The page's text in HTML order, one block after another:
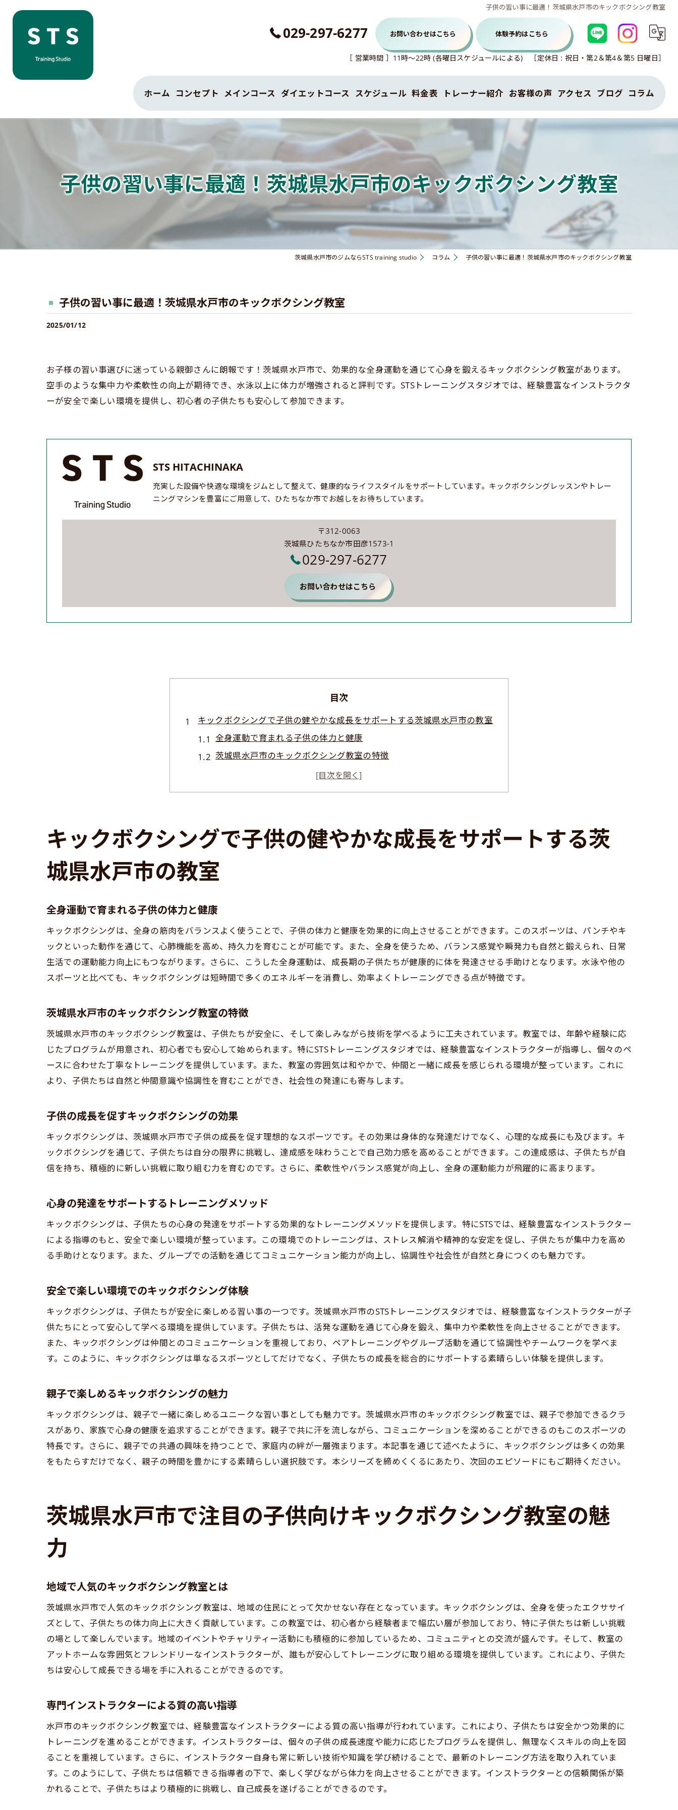
子供の習い事に最適！茨城県水戸市のキックボクシング教室
029-297-6277 お問い合わせはこちら 体験予約はこちら
［ 営業時間 ］11時～22時 (各曜日スケジュールによる) ［定休日 : 祝日・第2＆第4＆第5 日曜日］
ホーム コンセプト メインコース
キックボクシングコース
ダイエットコース スケジュール 料金表 トレーナー紹介 お客様の声 アクセス ブログ コラム
子供の習い事に最適！茨城県水戸市のキックボクシング教室
茨城県水戸市のジムならSTS training studio コラム 子供の習い事に最適！茨城県水戸市のキックボクシング教室
子供の習い事に最適！茨城県水戸市のキックボクシング教室
2025/01/12
お子様の習い事選びに迷っている親御さんに朗報です！茨城県水戸市で、効果的な全身運動を通じて心身を鍛えるキックボクシング教室があります。
空手のような集中力や柔軟性の向上が期待でき、水泳以上に体力が増強されると評判です。STSトレーニングスタジオでは、経験豊富なインストラクタ
ーが安全で楽しい環境を提供し、初心者の子供たちも安心して参加できます。
STS HITACHINAKA
充実した設備や快適な環境をジムとして整えて、健康的なライフスタイルをサポートしています。キックボクシングレッスンやトレー
ニングマシンを豊富にご用意して、ひたちなか市でお越しをお待ちしています。
〒312-0063
茨城県ひたちなか市田彦1573-1
029-297-6277
お問い合わせはこちら
目次
キックボクシングで子供の健やかな成長をサポートする茨城県水戸市の教室
全身運動で育まれる子供の体力と健康
茨城県水戸市のキックボクシング教室の特徴
子供の成長を促すキックボクシングの効果
心身の発達をサポートするトレーニングメソッド
親子で楽しめるキックボクシングの魅力
茨城県水戸市で注目の子供向けキックボクシング教室の魅力
地域で人気のキックボクシング教室とは
専門インストラクターによる質の高い指導
柔軟性と集中力を高めるプログラム
他のスポーツと比較した際のメリット
子供たちのやる気を引き出す指導法
空手の効果を超えるキックボクシングが茨城県水戸市で人気の理由
空手との違いと共通点を探る
心肺機能を高めるキックボクシングの魅力
柔軟性を向上させる効果的なトレーニング
初心者から上級者まで楽しめる教室
親子で参加できる新しい習い事
初めてでも安心して始められる理由
レベルに合わせたプログラムの提供
安全性を重視した環境でのトレーニング
楽しく続けられるキックボクシングの魅力
日常生活で活かせる体力と健康
茨城県水戸市での人気プログラム
親子で楽しむ全身運動としての魅力
茨城県水戸市のキックボクシングで得られる水泳以上の運動効果
水泳と比較した際のキックボクシングの利点
筋力と柔軟性を同時に高めるトレーニング
茨城県水戸市での具体的な体験談
子供たちの成長を促進するカリキュラム
水泳に代わる新しい選択肢として
STSトレーニングスタジオが提供する茨城県水戸市のキックボクシング環境
初心者でも安心なサポート体制
キックボクシングで子供の集中力と柔軟性を引き出す茨城県水戸市の教室
集中力を高めるトレーニング方法
柔軟性を向上させるエクササイズ
子供たちの成長をサポートするプログラム
親子で楽しむ新しい習い事
茨城県水戸市での具体的な実践例
キックボクシングで子供の健やかな成長をサポートする茨
城県水戸市の教室
全身運動で育まれる子供の体力と健康
キックボクシングは、全身の筋肉をバランスよく使うことで、子供の体力と健康を効果的に向上させることができます。このスポーツは、パンチやキ
ックといった動作を通じて、心肺機能を高め、持久力を育むことが可能です。また、全身を使うため、バランス感覚や瞬発力も自然と鍛えられ、日常
生活での運動能力向上にもつながります。さらに、こうした全身運動は、成長期の子供たちが健康的に体を発達させる手助けとなります。水泳や他の
スポーツと比べても、キックボクシングは短時間で多くのエネルギーを消費し、効率よくトレーニングできる点が特徴です。
茨城県水戸市のキックボクシング教室の特徴
茨城県水戸市のキックボクシング教室は、子供たちが安全に、そして楽しみながら技術を学べるように工夫されています。教室では、年齢や経験に応
じたプログラムが用意され、初心者でも安心して始められます。特にSTSトレーニングスタジオでは、経験豊富なインストラクターが指導し、個々のペ
ースに合わせた丁寧なトレーニングを提供しています。また、教室の雰囲気は和やかで、仲間と一緒に成長を感じられる環境が整っています。これに
より、子供たちは自然と仲間意識や協調性を育むことができ、社会性の発達にも寄与します。
子供の成長を促すキックボクシングの効果
キックボクシングは、茨城県水戸市で子供の成長を促す理想的なスポーツです。その効果は身体的な発達だけでなく、心理的な成長にも及びます。キ
ックボクシングを通じて、子供たちは自分の限界に挑戦し、達成感を味わうことで自己効力感を高めることができます。この達成感は、子供たちが自
信を持ち、積極的に新しい挑戦に取り組む力を育むのです。さらに、柔軟性やバランス感覚が向上し、全身の運動能力が飛躍的に高まります。
心身の発達をサポートするトレーニングメソッド
キックボクシングは、子供たちの心身の発達をサポートする効果的なトレーニングメソッドを提供します。特にSTSでは、経験豊富なインストラクター
による指導のもと、安全で楽しい環境が整っています。この環境でのトレーニングは、ストレス解消や精神的な安定を促し、子供たちが集中力を高め
る手助けとなります。また、グループでの活動を通じてコミュニケーション能力が向上し、協調性や社会性が自然と身につくのも魅力です。
安全で楽しい環境でのキックボクシング体験
キックボクシングは、子供たちが安全に楽しめる習い事の一つです。茨城県水戸市のSTSトレーニングスタジオでは、経験豊富なインストラクターが子
供たちにとって安心して学べる環境を提供しています。子供たちは、活発な運動を通じて心身を鍛え、集中力や柔軟性を向上させることができます。
また、キックボクシングは仲間とのコミュニケーションを重視しており、ペアトレーニングやグループ活動を通じて協調性やチームワークを学べま
す。このように、キックボクシングは単なるスポーツとしてだけでなく、子供たちの成長を総合的にサポートする素晴らしい体験を提供します。
親子で楽しめるキックボクシングの魅力
キックボクシングは、親子で一緒に楽しめるユニークな習い事としても魅力です。茨城県水戸市のキックボクシング教室では、親子で参加できるクラ
スがあり、家族で心身の健康を追求することができます。親子で共に汗を流しながら、コミュニケーションを深めることができるのもこのスポーツの
特長です。さらに、親子での共通の興味を持つことで、家庭内の絆が一層強まります。本記事を通じて述べたように、キックボクシングは多くの効果
をもたらすだけでなく、親子の時間を豊かにする素晴らしい選択肢です。本シリーズを締めくくるにあたり、次回のエピソードにもご期待ください。
茨城県水戸市で注目の子供向けキックボクシング教室の魅
力
地域で人気のキックボクシング教室とは
茨城県水戸市で人気のキックボクシング教室は、地域の住民にとって欠かせない存在となっています。キックボクシングは、全身を使ったエクササイ
ズとして、子供たちの体力向上に大きく貢献しています。この教室では、初心者から経験者まで幅広い層が参加しており、特に子供たちは新しい挑戦
の場として楽しんでいます。地域のイベントやチャリティー活動にも積極的に参加しているため、コミュニティとの交流が盛んです。そして、教室の
アットホームな雰囲気とフレンドリーなインストラクターが、誰もが安心してトレーニングに取り組める環境を提供しています。これにより、子供た
ちは安心して成長できる場を手に入れることができるのです。
専門インストラクターによる質の高い指導
水戸市のキックボクシング教室では、経験豊富なインストラクターによる質の高い指導が行われています。これにより、子供たちは安全かつ効果的に
トレーニングを進めることができます。インストラクターは、個々の子供の成長速度や能力に応じたプログラムを提供し、無理なくスキルの向上を図
ることを重視しています。さらに、インストラクター自身も常に新しい技術や知識を学び続けることで、最新のトレーニング方法を取り入れていま
す。このようにして、子供たちは信頼できる指導者の下で、楽しく学びながら体力を向上させることができます。インストラクターとの信頼関係が築
かれることで、子供たちはより積極的に挑戦し、自己成長を遂げることができるのです。